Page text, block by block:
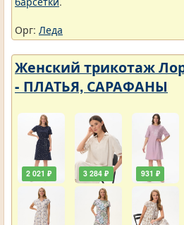
Орг: Леда
Женский трикотаж
- ПЛАТЬЯ, САРАФАНЫ
2 021 ₽ 3 284 ₽ 931 ₽